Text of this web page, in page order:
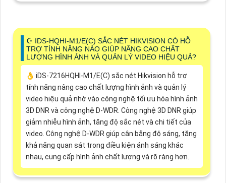
☪ IDS-HQHI-M1/E(C) SẮC NÉT HIKVISION CÓ HỖ
TRỢ TÍNH NĂNG NÀO GIÚP NÂNG CAO CHẤT
LƯỢNG HÌNH ẢNH VÀ QUẢN LÝ VIDEO HIỆU QUẢ?
👌 iDS-7216HQHI-M1/E(C) sắc nét Hikvision hỗ trợ
tính năng nâng cao chất lượng hình ảnh và quản lý
video hiệu quả nhờ vào công nghệ tối ưu hóa hình ảnh
3D DNR và công nghệ D-WDR. Công nghệ 3D DNR giúp
giảm nhiễu hình ảnh, tăng độ sắc nét và chi tiết của
video. Công nghệ D-WDR giúp cân bằng độ sáng, tăng
khả năng quan sát trong điều kiện ánh sáng khác
nhau, cung cấp hình ảnh chất lượng và rõ ràng hơn.